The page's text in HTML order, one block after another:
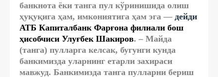
банкнота ёки танга пул кўринишида олиш
ҳуқуқига ҳам, имкониятига ҳам эга — дейди
АТБ Капиталбанк Фарғона филиали бош
ҳисобчиси Улуғбек Шакиров. – Майда
(танга) пулларга келсак, бугунги кунда
банкимизда уларнинг етарли захираси
мавжуд. Банкимизда танга пулларни бериш